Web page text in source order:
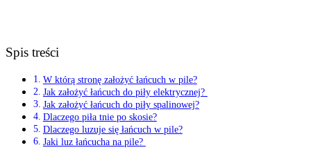
Spis treści
W którą stronę założyć łańcuch w pile?
Jak założyć łańcuch do piły elektrycznej?
Jak założyć łańcuch do piły spalinowej?
Dlaczego piła tnie po skosie?
Dlaczego luzuje się łańcuch w pile?
Jaki luz łańcucha na pile?